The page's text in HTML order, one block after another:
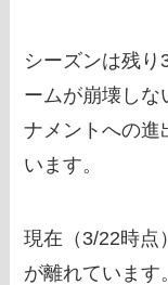
シーズンは残
ームが崩壊しな
ナメントへの進
います。
現在（3/22時点
が離れています